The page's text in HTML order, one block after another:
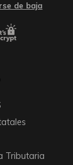
de baja
Tributaria